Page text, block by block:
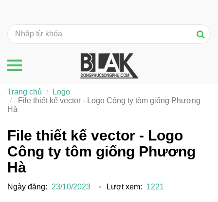
File thiết kế vector - Logo
Công ty tôm giống Phương
Hà
Ngày đăng: 23/10/2023 Lượt xem: 1221
Trang chủ
Logo
File thiết kế vector - Logo Công ty tôm giống Phương
Hà